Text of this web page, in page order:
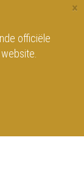
×
officiële